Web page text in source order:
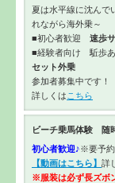
夏は水平線に沈んで
れながら海外乗～
■初心者歓迎 速歩
■経験者向け 駈歩
セット外乗
参加者募集中です！
詳しくは こちら
ビーチ乗馬体験 随
初心者歓迎♪※要予約
【動画はこちら】 詳
※服装は必ず長ズボ